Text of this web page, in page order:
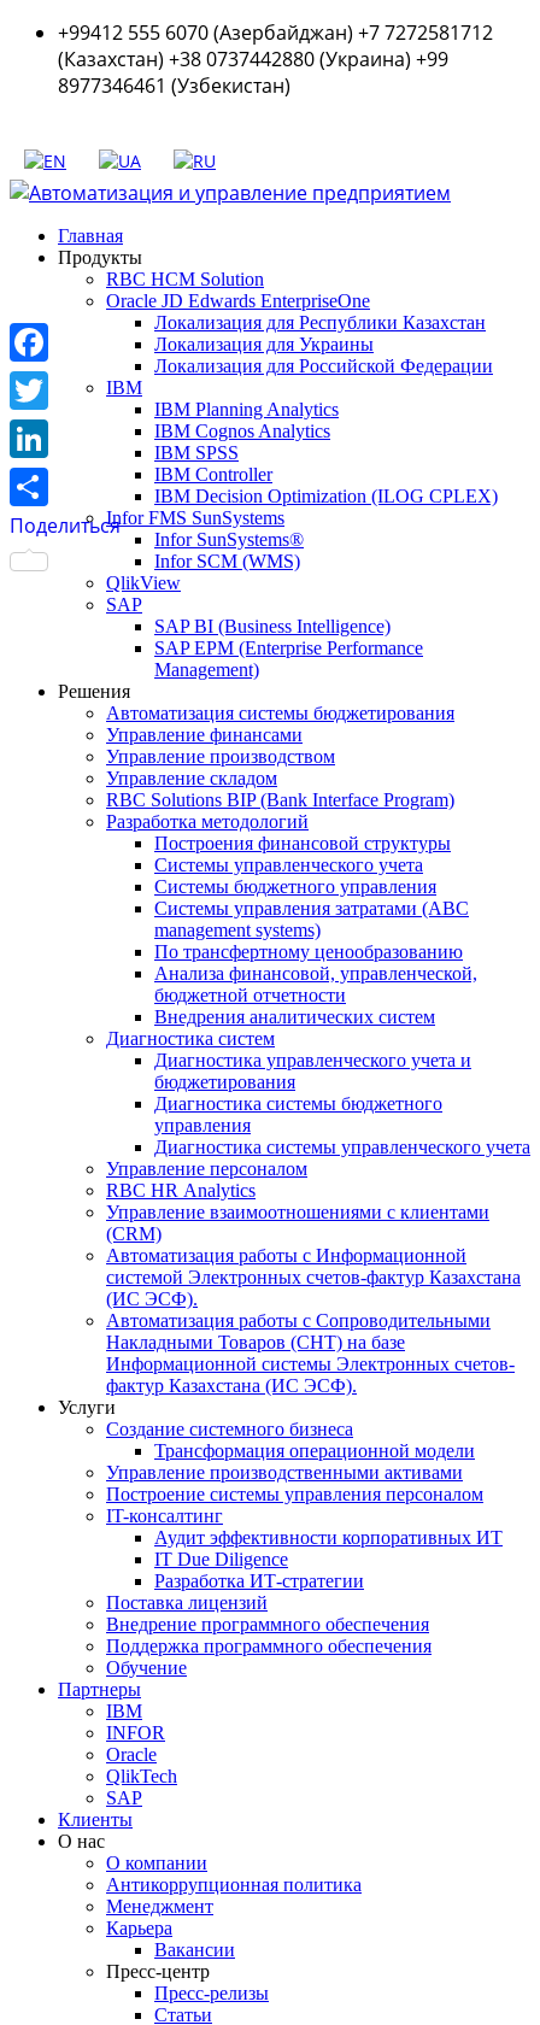
+99412 555 6070 (Азербайджан) +7 7272581712
(Казахстан) +38 0737442880 (Украина) +99
8977346461 (Узбекистан)
Главная
Продукты
RBC HCM Solution
Oracle JD Edwards EnterpriseOne
Локализация для Республики Казахстан
Локализация для Украины
Локализация для Российской Федерации
IBM
IBM Planning Analytics
IBM Cognos Analytics
IBM SPSS
IBM Controller
IBM Decision Optimization (ILOG CPLEX)
Infor FMS SunSystems
Infor SunSystems®
Infor SCM (WMS)
QlikView
SAP
SAP BI (Business Intelligence)
SAP EPM (Enterprise Performance
Management)
Решения
Автоматизация системы бюджетирования
Управление финансами
Управление производством
Управление складом
RBC Solutions BIP (Bank Interface Program)
Разработка методологий
Построения финансовой структуры
Системы управленческого учета
Системы бюджетного управления
Системы управления затратами (АBC
management systems)
По трансфертному ценообразованию
Анализа финансовой, управленческой,
бюджетной отчетности
Внедрения аналитических систем
Диагностика систем
Диагностика управленческого учета и
бюджетирования
Диагностика системы бюджетного
управления
Диагностика системы управленческого учета
Управление персоналом
RBC HR Аnalytics
Управление взаимоотношениями с клиентами
(СRM)
Автоматизация работы с Информационной
системой Электронных счетов-фактур Казахстана
(ИС ЭСФ).
Автоматизация работы с Сопроводительными
Накладными Товаров (СНТ) на базе
Информационной системы Электронных счетов-
фактур Казахстана (ИС ЭСФ).
Услуги
Создание системного бизнеса
Трансформация операционной модели
Управление производственными активами
Построение системы управления персоналом
IT-консалтинг
Аудит эффективности корпоративных ИТ
IT Due Diligence
Разработка ИТ-стратегии
Поставка лицензий
Внедрение программного обеспечения
Поддержка программного обеспечения
Обучение
Партнеры
IBM
INFOR
Oracle
QlikTech
SAP
Клиенты
О нас
О компании
Антикоррупционная политика
Менеджмент
Карьера
Вакансии
Пресс-центр
Пресс-релизы
Статьи
Facebook
Twitter
LinkedIn
Поделиться